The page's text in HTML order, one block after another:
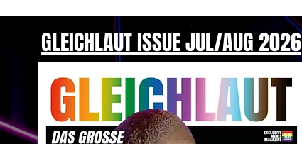
GLEICHLAUT ISSUE JUL/AUG 2026